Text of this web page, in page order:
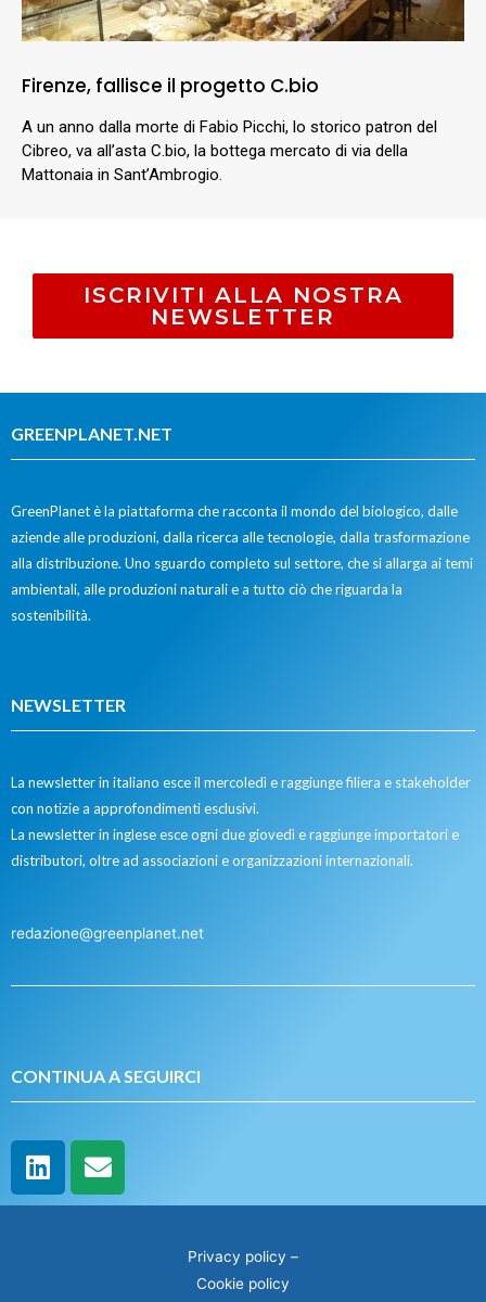
Firenze, fallisce il progetto C.bio
A un anno dalla morte di Fabio Picchi, lo storico patron del
Cibreo, va all’asta C.bio, la bottega mercato di via della
Mattonaia in Sant’Ambrogio.
ISCRIVITI ALLA NOSTRA
NEWSLETTER
GREENPLANET.NET
GreenPlanet è la piattaforma che racconta il mondo del biologico, dalle
aziende alle produzioni, dalla ricerca alle tecnologie, dalla trasformazione
alla distribuzione. Uno sguardo completo sul settore, che si allarga ai temi
ambientali, alle produzioni naturali e a tutto ciò che riguarda la
sostenibilità.
NEWSLETTER
La newsletter in italiano esce il mercoledì e raggiunge filiera e stakeholder
con notizie a approfondimenti esclusivi.
La newsletter in inglese esce ogni due giovedì e raggiunge importatori e
distributori, oltre ad associazioni e organizzazioni internazionali.
redazione@greenplanet.net
CONTINUA A SEGUIRCI
Privacy policy –
Cookie policy